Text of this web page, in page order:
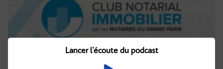
Lancer l'écoute du podcast